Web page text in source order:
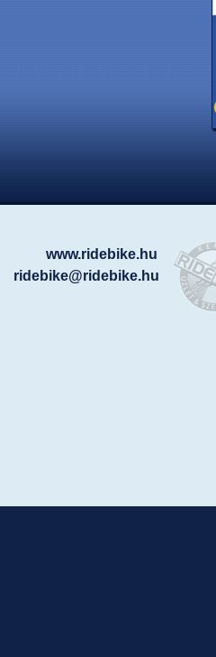
www.ridebike.hu
ridebike@ridebike.hu